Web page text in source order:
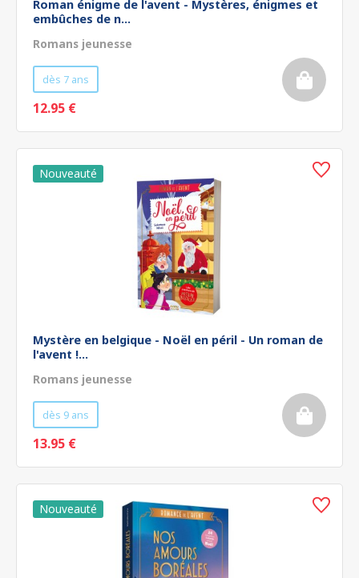
Roman énigme de l'avent - Mystères, énigmes et
embûches de n...
Romans jeunesse
dès 7 ans
12.95 €
Mystère en belgique - Noël en péril - Un roman de
l'avent !...
Romans jeunesse
dès 9 ans
13.95 €